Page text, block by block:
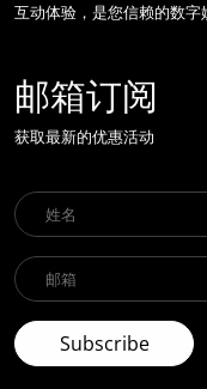
互动体验，是您信赖的数字
邮箱订阅
获取最新的优惠活动